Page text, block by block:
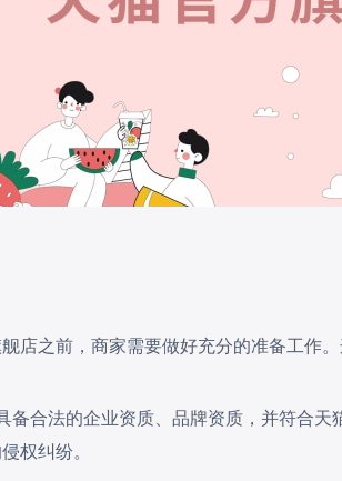
店之前，商家需要做好充分的准备工作。
备合法的企业资质、品牌资质，并符合
权纠纷。